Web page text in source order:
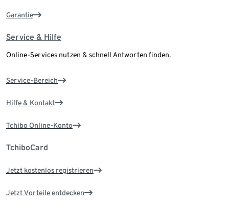
Garantie
Service & Hilfe
Online-Services nutzen & schnell Antworten finden.
Service-Bereich
Hilfe & Kontakt
Tchibo Online-Konto
TchiboCard
Jetzt kostenlos registrieren
Jetzt Vorteile entdecken